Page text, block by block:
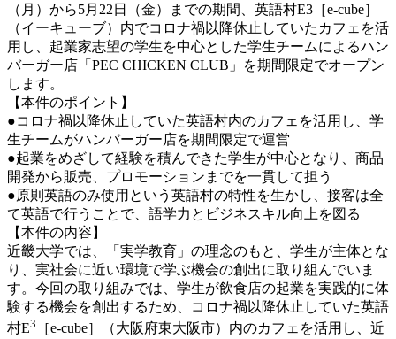
（月）から5月22日（金）までの期間、英語村E3［e-cube］
（イーキューブ）内でコロナ禍以降休止していたカフェを活
用し、起業家志望の学生を中心とした学生チームによるハン
バーガー店「PEC CHICKEN CLUB」を期間限定でオープン
します。
【本件のポイント】
●コロナ禍以降休止していた英語村内のカフェを活用し、学
生チームがハンバーガー店を期間限定で運営
●起業をめざして経験を積んできた学生が中心となり、商品
開発から販売、プロモーションまでを一貫して担う
●原則英語のみ使用という英語村の特性を生かし、接客は全
て英語で行うことで、語学力とビジネスキル向上を図る
【本件の内容】
近畿大学では、「実学教育」の理念のもと、学生が主体とな
り、実社会に近い環境で学ぶ機会の創出に取り組んでいま
す。今回の取り組みでは、学生が飲食店の起業を実践的に体
験する機会を創出するため、コロナ禍以降休止していた英語
村E3
［e-cube］（大阪府東大阪市）内のカフェを活用し、近